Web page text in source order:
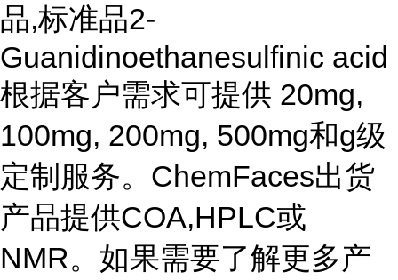
品,标准品2-
Guanidinoethanesulfinic acid
根据客户需求可提供 20mg,
100mg, 200mg, 500mg和g级
定制服务。ChemFaces出货
产品提供COA,HPLC或
NMR。如果需要了解更多产